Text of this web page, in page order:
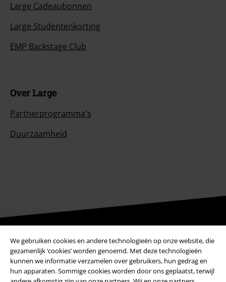
We gebruiken cookies en andere technologieën op onze website, die
gezamenlijk ‘cookies’ worden genoemd. Met deze technologieën
kunnen we informatie verzamelen over gebruikers, hun gedrag en
hun apparaten. Sommige cookies worden door ons geplaatst, terwijl
Large Cadeaubonnen
Large Studentenkorting
EMP Backstage Club
Over Large
Partnerprogramma's
Duurzaamheid
Word lid van onze online community!